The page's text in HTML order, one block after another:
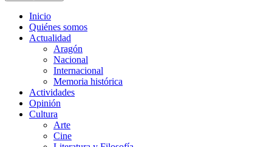
Inicio
Quiénes somos
Actualidad
Aragón
Nacional
Internacional
Memoria histórica
Actividades
Opinión
Cultura
Arte
Cine